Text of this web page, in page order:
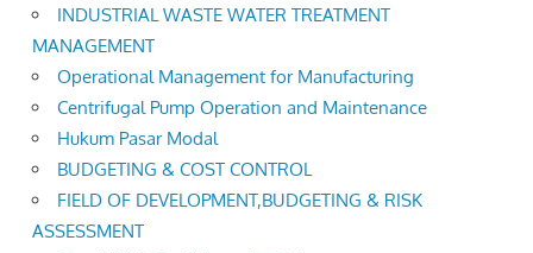
INDUSTRIAL WASTE WATER TREATMENT
MANAGEMENT
Operational Management for Manufacturing
Centrifugal Pump Operation and Maintenance
Hukum Pasar Modal
BUDGETING & COST CONTROL
FIELD OF DEVELOPMENT,BUDGETING & RISK
ASSESSMENT